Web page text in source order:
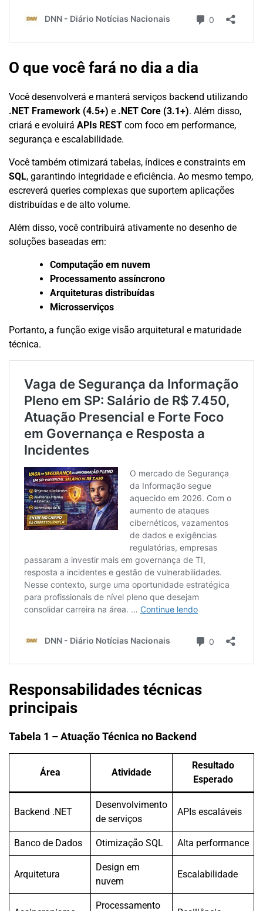
O que você fará no dia a dia
Você desenvolverá e manterá serviços backend utilizando
.NET Framework (4.5+) e .NET Core (3.1+). Além disso,
criará e evoluirá APIs REST com foco em performance,
segurança e escalabilidade.
Você também otimizará tabelas, índices e constraints em
SQL, garantindo integridade e eficiência. Ao mesmo tempo,
escreverá queries complexas que suportem aplicações
distribuídas e de alto volume.
Além disso, você contribuirá ativamente no desenho de
soluções baseadas em:
Computação em nuvem
Processamento assíncrono
Arquiteturas distribuídas
Microsserviços
Portanto, a função exige visão arquitetural e maturidade
técnica.
Responsabilidades técnicas
principais
Tabela 1 – Atuação Técnica no Backend
Área Atividade
Resultado
Esperado
Backend .NET
Desenvolvimento
de serviços
APIs escaláveis
Banco de Dados Otimização SQL Alta performance
Arquitetura
Design em
nuvem
Escalabilidade
Processamento